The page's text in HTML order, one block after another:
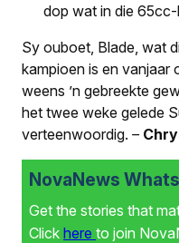
dop wat in die 65cc-
Sy ouboet, Blade, wat
kampioen is en vanjaar
weens ’n gebreekte
het twee weke gelede
verteenwoordig. –
NovaNews
Get the stories that
Click here to join